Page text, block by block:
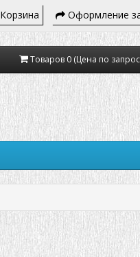
Корзина Оформление
Товаров 0 (Цена по